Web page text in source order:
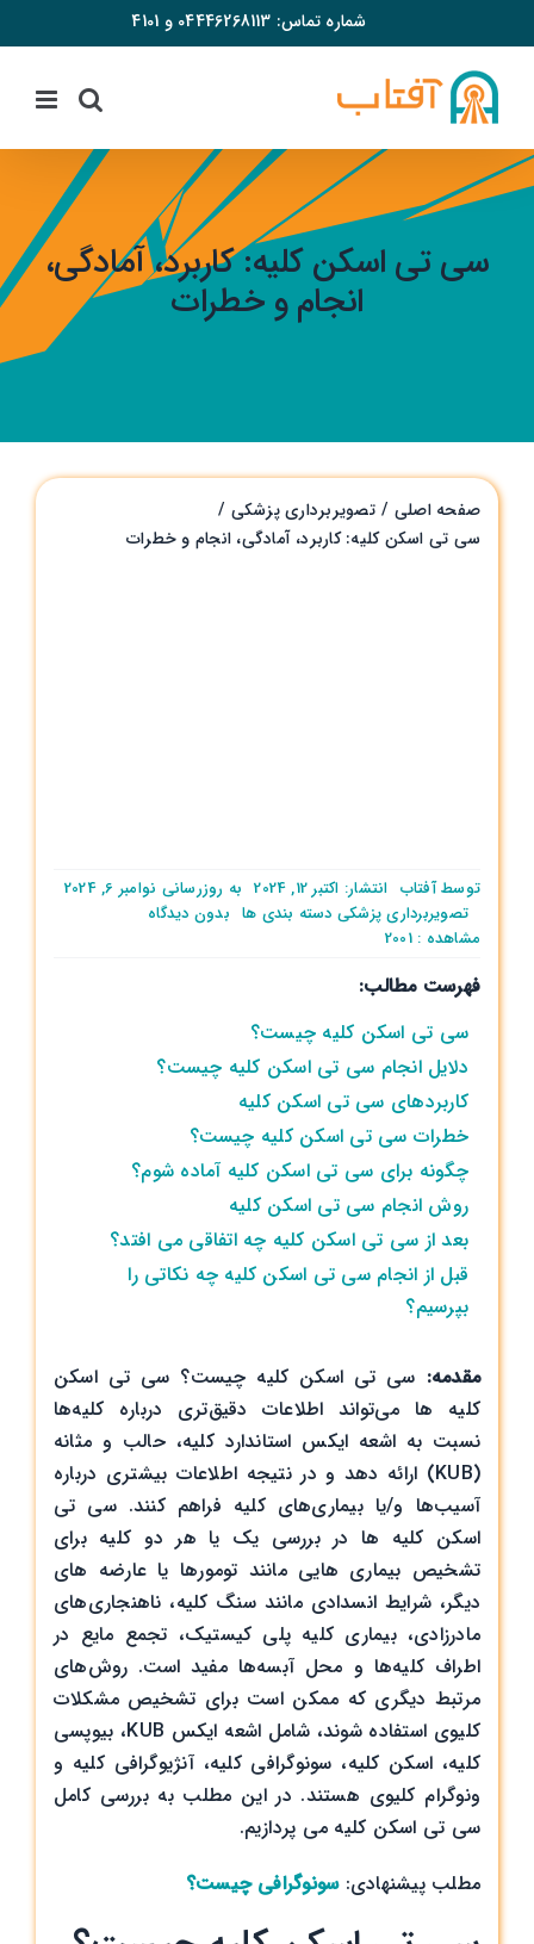
به
محتوا
شماره تماس: 04446268113 و 4101
سی تی اسکن کلیه: کاربرد، آمادگی،
انجام و خطرات
صفحه اصلی
تصویربرداری پزشکی
سی تی اسکن کلیه: کاربرد، آمادگی، انجام و خطرات
توسطآفتاب انتشار: اکتبر 12, 2024
به روزرسانی نوامبر 6, 2024
تصویربرداری پزشکی دسته بندی ها بدون ديدگاهon
مشاهده : 2001
فهرست مطالب:
سی تی اسکن کلیه چیست؟
دلایل انجام سی تی اسکن کلیه چیست؟
کاربردهای سی تی اسکن کلیه
خطرات سی تی اسکن کلیه چیست؟
چگونه برای سی تی اسکن کلیه آماده شوم؟
روش انجام سی تی اسکن کلیه
بعد از سی تی اسکن کلیه چه اتفاقی می افتد؟
قبل از انجام سی تی اسکن کلیه چه نکاتی را
بپرسیم؟
مقدمه: سی تی اسکن کلیه چیست؟ سی تی اسکن
کلیه ها می‌تواند اطلاعات دقیق‌تری درباره کلیه‌ها
نسبت به اشعه ایکس استاندارد کلیه، حالب و مثانه
(KUB) ارائه دهد و در نتیجه اطلاعات بیشتری درباره
آسیب‌ها و/یا بیماری‌های کلیه‌ فراهم کنند. سی تی
اسکن کلیه ها در بررسی یک یا هر دو کلیه برای
تشخیص بیماری هایی مانند تومورها یا عارضه های
دیگر، شرایط انسدادی مانند سنگ کلیه، ناهنجاری‌های
مادرزادی، بیماری کلیه پلی کیستیک، تجمع مایع در
اطراف کلیه‌ها و محل آبسه‌ها مفید است. روش‌های
مرتبط دیگری که ممکن است برای تشخیص مشکلات
کلیوی استفاده شوند، شامل اشعه ایکس KUB، بیوپسی
کلیه، اسکن کلیه، سونوگرافی کلیه، آنژیوگرافی کلیه و
ونوگرام کلیوی هستند. در این مطلب به بررسی کامل
سی تی اسکن کلیه می پردازیم.
مطلب پیشنهادی:سونوگرافی چیست؟